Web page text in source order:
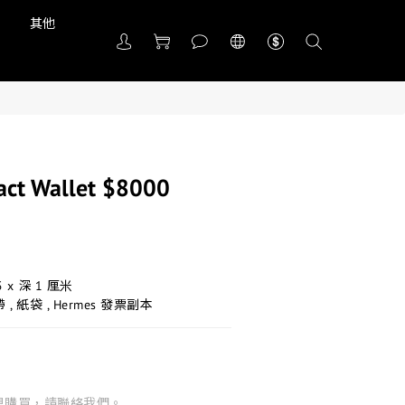
其他
Wallet $8000
x 深 1 厘米
, 紙袋 , Hermes 發票副本